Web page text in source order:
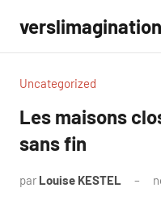
contenu
verslimagination
Uncategorized
Les maisons
sans fin
par Louise KESTEL